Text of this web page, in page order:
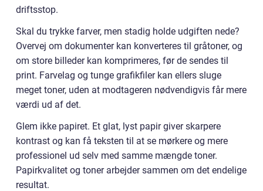
driftsstop.
Skal du trykke farver, men stadig holde udgiften nede?
Overvej om dokumenter kan konverteres til gråtoner, og
om store billeder kan komprimeres, før de sendes til
print. Farvelag og tunge grafikfiler kan ellers sluge
meget toner, uden at modtageren nødvendigvis får mere
værdi ud af det.
Glem ikke papiret. Et glat, lyst papir giver skarpere
kontrast og kan få teksten til at se mørkere og mere
professionel ud selv med samme mængde toner.
Papirkvalitet og toner arbejder sammen om det endelige
resultat.